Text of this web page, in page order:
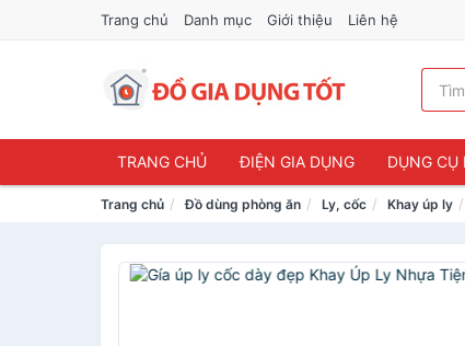
Trang chủ Danh mục Giới thiệu Liên hệ
TRANG CHỦ ĐIỆN GIA DỤNG DỤNG CỤ
Trang chủ Đồ dùng phòng ăn Ly, cốc Khay úp ly